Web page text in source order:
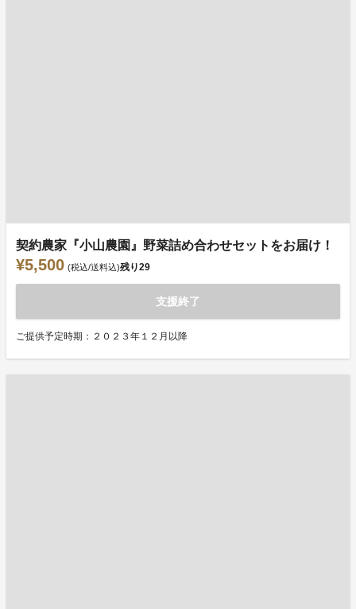
契約農家『小山農園』野菜詰め合わせセットをお届け！
¥5,500 (税込/送料込)残り29
支援終了
ご提供予定時期：２０２３年１２月以降